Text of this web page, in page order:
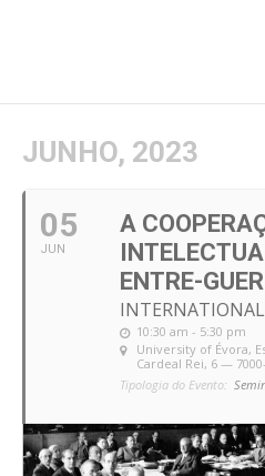
JUNHO, 2023
05
JUN
A
ENTRE-
10:30 am - 5:30 pm
University of Évora,
Cardeal Rei, 6 —
Tipologia do Evento: